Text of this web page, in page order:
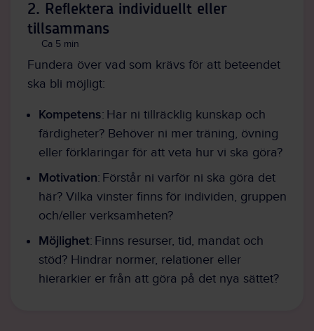
2. Reflektera individuellt eller
tillsammans
Ca 5 min
Fundera över vad som krävs för att beteendet
ska bli möjligt:
Kompetens: Har ni tillräcklig kunskap och
färdigheter? Behöver ni mer träning, övning
eller förklaringar för att veta hur vi ska göra?
Motivation: Förstår ni varför ni ska göra det
här? Vilka vinster finns för individen, gruppen
och/eller verksamheten?
Möjlighet: Finns resurser, tid, mandat och
stöd? Hindrar normer, relationer eller
hierarkier er från att göra på det nya sättet?